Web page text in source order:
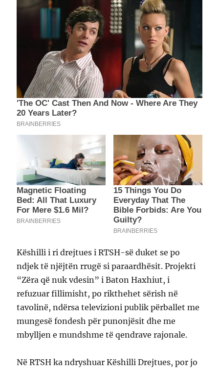
Këshilli i ri drejtues i RTSH-së duket se po
ndjek të njëjtën rrugë si paraardhësit. Projekti
“Zëra që nuk vdesin” i Baton Haxhiut, i
refuzuar fillimisht, po rikthehet sërish në
tavolinë, ndërsa televizioni publik përballet me
mungesë fondesh për punonjësit dhe me
mbylljen e mundshme të qendrave rajonale.
Në RTSH ka ndryshuar Këshilli Drejtues, por jo